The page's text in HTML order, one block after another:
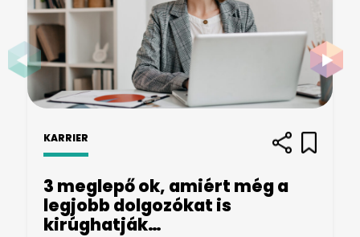
KARRIER
3 meglepő ok, amiért még a
legjobb dolgozókat is
kirúghatják…